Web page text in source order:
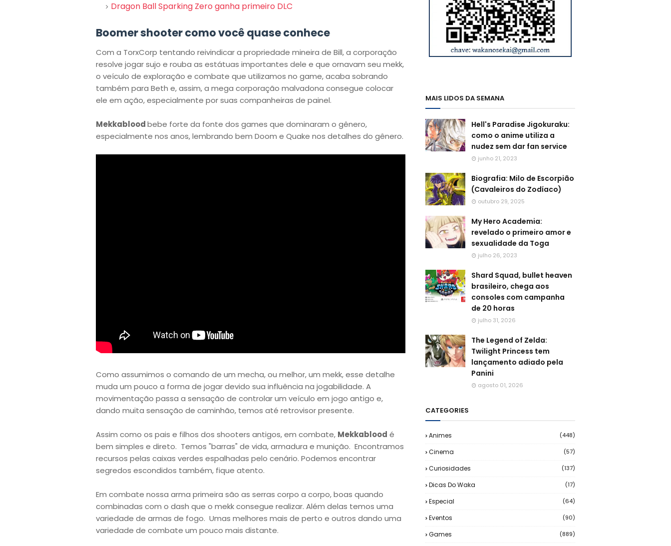
Dragon Ball Sparking Zero ganha primeiro DLC
Boomer shooter como você quase conhece
Com a TorxCorp tentando reivindicar a propriedade mineira de Bill, a corporação
resolve jogar sujo e rouba as estátuas importantes dele e que ornavam seu mekk,
o veículo de exploração e combate que utilizamos no game, acaba sobrando
também para Beth e, assim, a mega corporação malvadona consegue colocar
ele em ação, especialmente por suas companheiras de painel.
Mekkabloodbebe forte da fonte dos games que dominaram o gênero,
especialmente nos anos, lembrando bem Doom e Quake nos detalhes do gênero.
Como assumimos o comando de um mecha, ou melhor, um mekk, esse detalhe
muda um pouco a forma de jogar devido sua influência na jogabilidade. A
movimentação passa a sensação de controlar um veículo em jogo antigo e,
dando muita sensação de caminhão, temos até retrovisor presente.
Assim como os pais e filhos dos shooters antigos, em combate, Mekkablood é
bem simples e direto. Temos "barras" de vida, armadura e munição. Encontramos
recursos pelas caixas verdes espalhadas pelo cenário. Podemos encontrar
segredos escondidos também, fique atento.
Em combate nossa arma primeira são as serras corpo a corpo, boas quando
combinadas com o dash que o mekk consegue realizar. Além delas temos uma
variedade de armas de fogo. Umas melhores mais de perto e outros dando uma
variedade de combate um pouco mais distante.
MAIS LIDOS DA SEMANA
Hell's Paradise Jigokuraku:
como o anime utiliza a
nudez sem dar fan service
junho 21, 2023
Biografia: Milo de Escorpião
(Cavaleiros do Zodíaco)
outubro 29, 2025
My Hero Academia:
revelado o primeiro amor e
sexualidade da Toga
julho 26, 2023
Shard Squad, bullet heaven
brasileiro, chega aos
consoles com campanha
de 20 horas
julho 31, 2026
The Legend of Zelda:
Twilight Princess tem
lançamento adiado pela
Panini
agosto 01, 2026
CATEGORIES
Animes (448)
Cinema (57)
Curiosidades (137)
Dicas Do Waka (17)
Especial (64)
Eventos (90)
Games (889)